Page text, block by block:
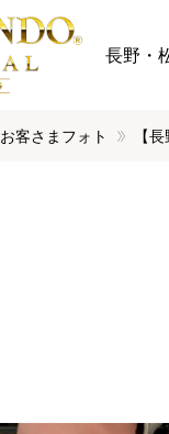
長野・
お客さまフォト 【